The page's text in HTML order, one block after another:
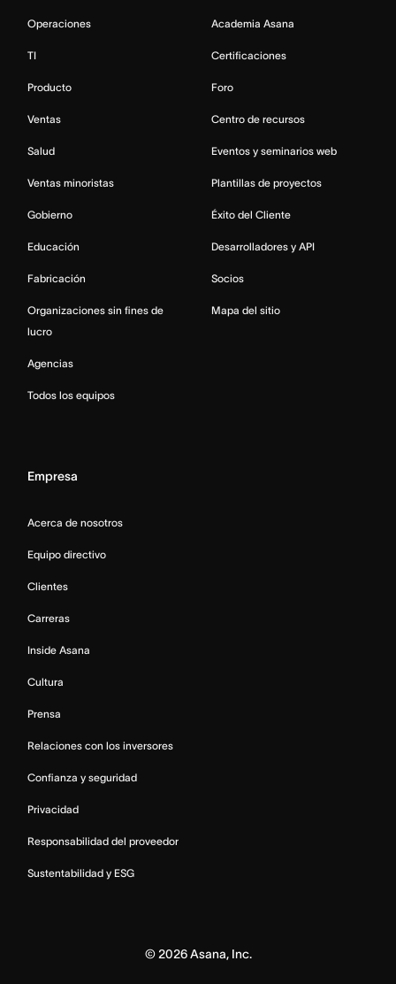
Operaciones
TI
Producto
Ventas
Salud
Ventas minoristas
Gobierno
Educación
Fabricación
Organizaciones sin fines de
lucro
Agencias
Todos los equipos
Academia Asana
Certificaciones
Foro
Centro de recursos
Eventos y seminarios web
Plantillas de proyectos
Éxito del Cliente
Desarrolladores y API
Socios
Mapa del sitio
Empresa
Acerca de nosotros
Equipo directivo
Clientes
Carreras
Inside Asana
Cultura
Prensa
Relaciones con los inversores
Confianza y seguridad
Privacidad
Responsabilidad del proveedor
Sustentabilidad y ESG
© 2026Asana, Inc.